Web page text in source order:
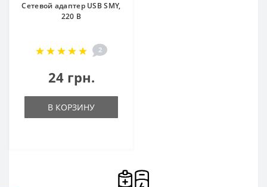
Сетевой адаптер USB SMY,
220 В
2
24 грн.
В КОРЗИНУ